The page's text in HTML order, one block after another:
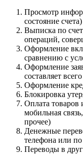
Просмотр
состояние счета)
Выписка по
операций,
Оформление
сравнению с
Оформление
составляет
Оформление
Блокировка
Оплата товаров
мобильная
прочее)
Денежные
телефона или
Переводы в